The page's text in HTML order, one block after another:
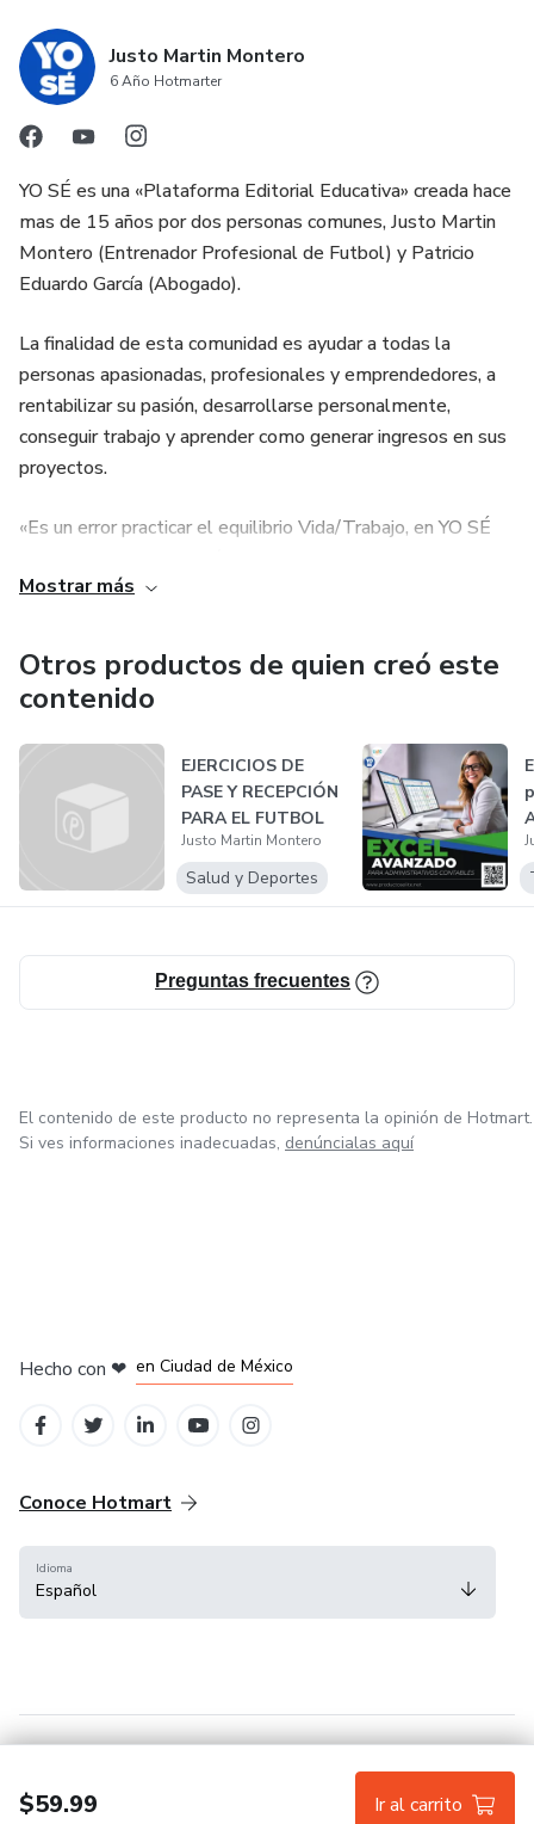
Justo Martin Montero
6 Año Hotmarter
YO SÉ es una «Plataforma Editorial Educativa» creada hace
mas de 15 años por dos personas comunes, Justo Martin
Montero (Entrenador Profesional de Futbol) y Patricio
Eduardo García (Abogado).
La finalidad de esta comunidad es ayudar a todas la
personas apasionadas, profesionales y emprendedores, a
rentabilizar su pasión, desarrollarse personalmente,
conseguir trabajo y aprender como generar ingresos en sus
proyectos.
«Es un error practicar el equilibrio Vida/Trabajo, en YO SÉ
tu vida…
Bienvenid@ te ayudaremos a rentabilizar tu pasión
Mostrar más
Otros productos de quien creó este
contenido
EJERCICIOS DE
PASE Y RECEPCIÓN
PARA EL FUTBOL
Justo Martin Montero
Salud y Deportes
Preguntas frecuentes
$59.99 Ir al carrito
El contenido de este producto no representa la opinión de Hotmart.
Si ves informaciones inadecuadas, denúncialas aquí
Hecho con ❤ en Ciudad de México
Conoce Hotmart
Idioma
Español